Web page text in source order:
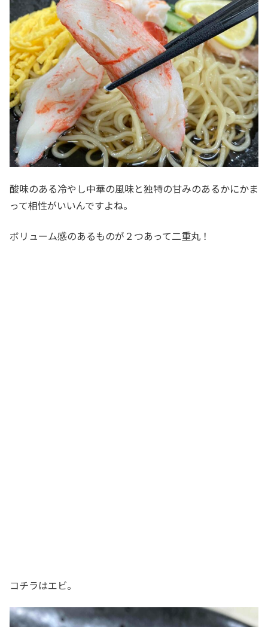
酸味のある冷やし中華の風味と独特の甘みのあるかにかま
って相性がいいんですよね。
ボリューム感のあるものが２つあって二重丸！
コチラはエビ。